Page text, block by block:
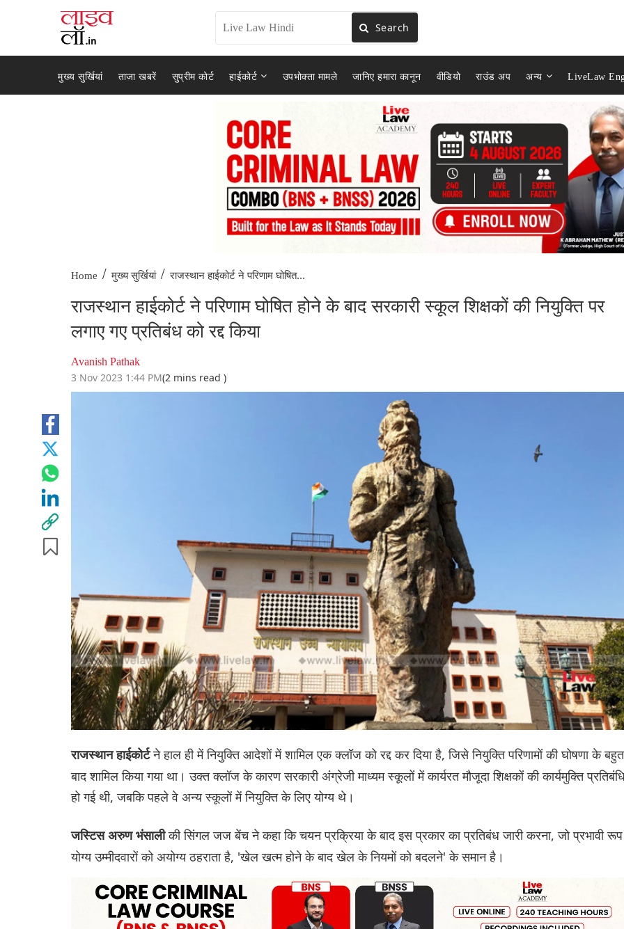
Search
मुख्य सुर्खियां ताजा खबरें सुप्रीम कोर्ट हाईकोर्ट उपभोक्ता मामले जानिए हमारा कानून वीडियो राउंड अप अन्य LiveLaw
Home / मुख्य सुर्खियां / राजस्थान हाईकोर्ट ने परिणाम घोषित...
राजस्थान हाईकोर्ट ने परिणाम घोषित होने के बाद सरकारी स्कूल शिक्षकों की नियुक्ति पर
लगाए गए प्रतिबंध को रद्द किया
Avanish Pathak
3 Nov 2023 1:44 PM(2 mins read )
राजस्थान हाईकोर्टने हाल ही में नियुक्ति आदेशों में शामिल एक क्लॉज को रद्द कर दिया है, जिसे नियुक्त‌ि परिणामों की घोषणा के बहुत
बाद शामिल किया गया था। उक्त क्लॉज के कारण सरकारी अंग्रेजी माध्यम स्कूलों में कार्यरत मौजूदा शिक्षकों की कार्यमुक्ति
हो गई थी, जबकि पहले वे अन्य स्कूलों में नियुक्ति के लिए योग्य थे।
जस्टिस अरुण भंसालीकी सिंगल जज बेंच ने कहा कि चयन प्रक्रिया के बाद इस प्रकार का प्रतिबंध जारी करना, जो प्रभावी
योग्य उम्मीदवारों को अयोग्य ठहराता है, 'खेल खत्म होने के बाद खेल के नियमों को बदलने' के समान है।